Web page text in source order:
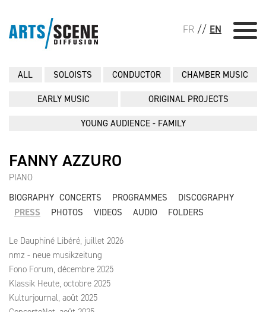
FR // EN
ALL SOLOISTS CONDUCTOR CHAMBER MUSIC
EARLY MUSIC ORIGINAL PROJECTS
YOUNG AUDIENCE - FAMILY
FANNY AZZURO
PIANO
BIOGRAPHY CONCERTS PROGRAMMES
DISCOGRAPHY
PRESS
PHOTOS VIDEOS AUDIO FOLDERS
Le Dauphiné Libéré, juillet 2026
nmz - neue musikzeitung
Fono Forum, décembre 2025
Klassik Heute, octobre 2025
Kulturjournal, août 2025